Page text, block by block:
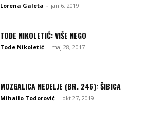
Lorena Galeta - jan 6, 2019
TODE NIKOLETIĆ: VIŠE NEGO
Tode Nikoletić - maj 28, 2017
MOZGALICA NEDELJE (BR. 246): ŠIBICA
Mihailo Todorović - okt 27, 2019